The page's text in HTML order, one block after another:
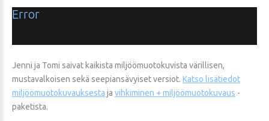
Error
Jenni ja Tomi saivat kaikista miljöömuotokuvista värillisen,
mustavalkoisen sekä seepiansävyiset versiot. Katso lisätiedot
miljöömuotokuvauksesta ja vihkiminen + miljöömuotokuvaus -
paketista.